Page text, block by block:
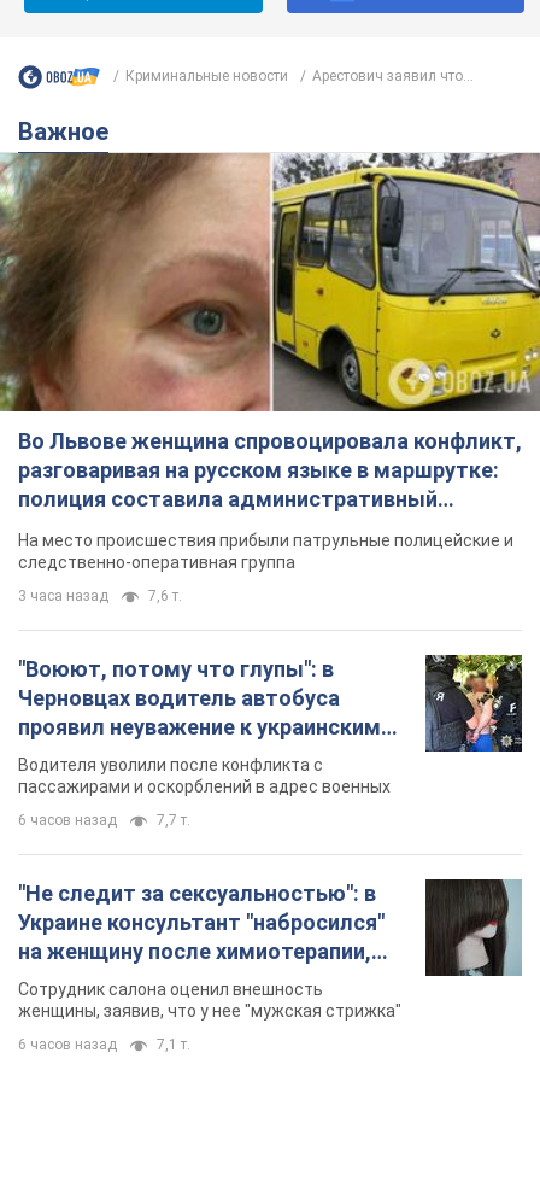
Криминальные новости Арестович заявил что...
Важное
Во Львове женщина спровоцировала конфликт,
разговаривая на русском языке в маршрутке:
полиция составила административный
протокол. Видео
На место происшествия прибыли патрульные полицейские и
следственно-оперативная группа
3 часа назад 7,6 т.
"Воюют, потому что глупы": в
Черновцах водитель автобуса
проявил неуважение к украинским
военным и поплатился за это.
Видео
Водителя уволили после конфликта с
пассажирами и оскорблений в адрес военных
6 часов назад 7,7 т.
"Не следит за сексуальностью": в
Украине консультант "набросился"
на женщину после химиотерапии,
разгорелся скандал. Фото
Сотрудник салона оценил внешность
женщины, заявив, что у нее "мужская стрижка"
6 часов назад 7,1 т.